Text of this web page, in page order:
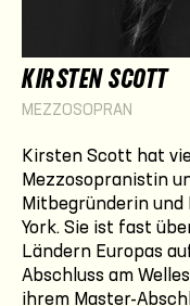
KIRSTEN SCOTT
MEZZOSOPRAN
Kirsten Scott hat
Mezzosopranistin
Mitbegründerin und
York. Sie ist fast
Ländern Europas
Abschluss am
ihrem Master-